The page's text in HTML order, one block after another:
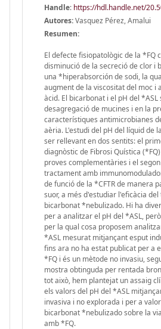
Handle: https://hdl.handle.net/
Autores:Vasquez Pérez, Amalui
Resumen:
El defecte fisiopatològic de la *FQ
disminució de la secreció de clor i
una *hiperabsorción de sodi, la
augment de la viscositat del moc i
àcid. El bicarbonat i el pH del
desagregació de mucines i en la
característiques antimicrobianes
aèria. L'estudi del pH del líquid de
ser rellevant en dos sentits: el
diagnòstic de Fibrosi Quística
proves complementàries i el
tractament amb
de funció de la *CFTR de manera
suor, a més d'estudiar l'eficàcia
bicarbonat *nebulizado. Hi ha
per a analitzar el pH del *ASL,
per la qual cosa proposem
*ASL mesurat mitjançant esput
fins ara no ha estat publicat per a
*FQ i és un mètode no invasiu,
mostra obtinguda per rentada
tot això, hem plantejat un assaig
els valors del pH del *ASL
invasiva i no explorada i per a
bicarbonat *nebulizado sobre la
amb *FQ.